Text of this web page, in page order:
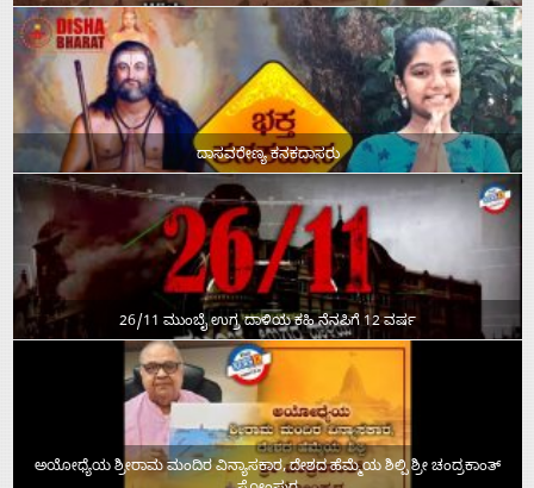
ದಾಸವರೇಣ್ಯ ಕನಕದಾಸರು
26/11 ಮುಂಬೈ ಉಗ್ರ ದಾಳಿಯ ಕಹಿ ನೆನಪಿಗೆ 12 ವರ್ಷ
ಅಯೋಧ್ಯೆಯ ಶ್ರೀರಾಮ ಮಂದಿರ ವಿನ್ಯಾಸಕಾರ, ದೇಶದ ಹೆಮ್ಮೆಯ ಶಿಲ್ಪಿ ಶ್ರೀ ಚಂದ್ರಕಾಂತ್‌